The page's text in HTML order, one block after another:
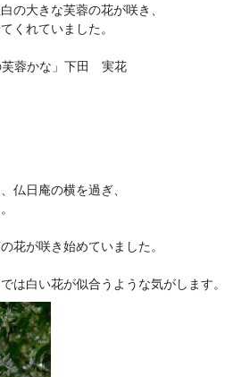
の大きな芙蓉の花が咲き、
くれていました。
蓉かな」下田 実花
仏日庵の横を過ぎ、
花が咲き始めていました。
は白い花が似合うような気がします。